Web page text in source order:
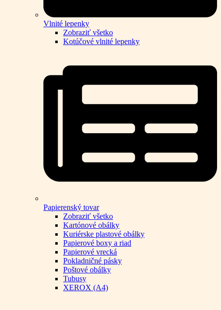
Vlnité lepenky
Zobraziť všetko
Kotúčové vlnité lepenky
Papierenský tovar
Zobraziť všetko
Kartónové obálky
Kuriérske plastové obálky
Papierové boxy a riad
Papierové vrecká
Pokladničné pásky
Poštové obálky
Tubusy
XEROX (A4)